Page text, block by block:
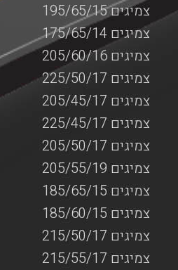
צמיגים 195/65/15
צמיגים 175/65/14
צמיגים 205/60/16
צמיגים 225/50/17
צמיגים 205/45/17
צמיגים 225/45/17
צמיגים 205/50/17
צמיגים 205/55/19
צמיגים 185/65/15
צמיגים 185/60/15
צמיגים 215/50/17
צמיגים 215/55/17